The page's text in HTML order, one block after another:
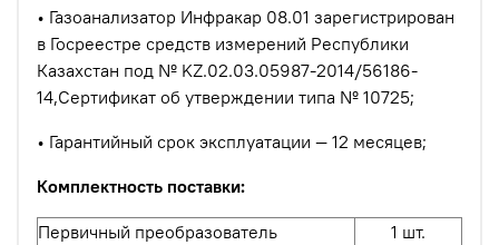
• Газоанализатор Инфракар 08.01 зарегистрирован
в Госреестре средств измерений Республики
Казахстан под № KZ.02.03.05987-2014/56186-
14,Сертификат об утверждении типа № 10725;
• Гарантийный срок эксплуатации — 12 месяцев;
Комплектность поставки:
Первичный преобразователь
1 шт.